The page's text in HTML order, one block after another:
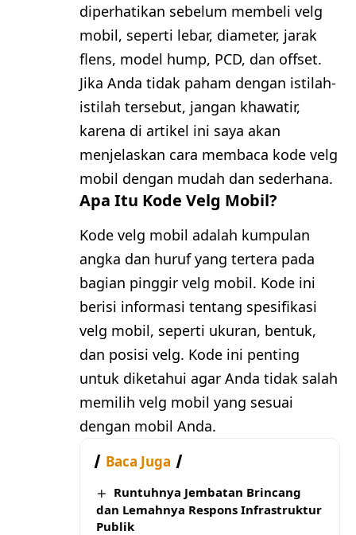
diperhatikan sebelum membeli velg
mobil, seperti lebar, diameter, jarak
flens, model hump, PCD, dan offset.
Jika Anda tidak paham dengan istilah-
istilah tersebut, jangan khawatir,
karena di artikel ini saya akan
menjelaskan cara membaca kode velg
mobil dengan mudah dan sederhana.
Apa Itu Kode Velg Mobil?
Kode velg mobil adalah kumpulan
angka dan huruf yang tertera pada
bagian pinggir velg mobil. Kode ini
berisi informasi tentang spesifikasi
velg mobil, seperti ukuran, bentuk,
dan posisi velg. Kode ini penting
untuk diketahui agar Anda tidak salah
memilih velg mobil yang sesuai
dengan mobil Anda.
Baca Juga
Runtuhnya Jembatan Brincang
dan Lemahnya Respons Infrastruktur
Publik